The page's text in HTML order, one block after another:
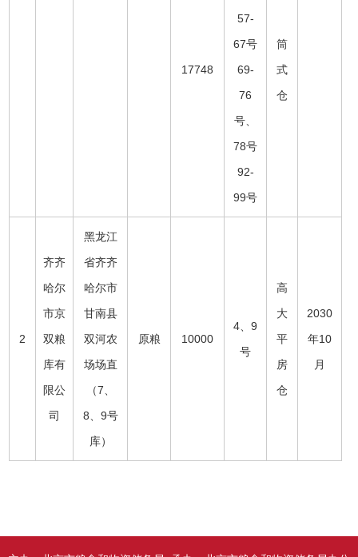
17748
57-
67号
69-
76
号、
78号
92-
99号
筒
式
仓
2
齐齐
哈尔
市京
双粮
库有
限公
司
黑龙江
省齐齐
哈尔市
甘南县
双河农
场场直
（7、
8、9号
库）
原粮 10000
4、9
号
高
大
平
房
仓
2030
年10
月